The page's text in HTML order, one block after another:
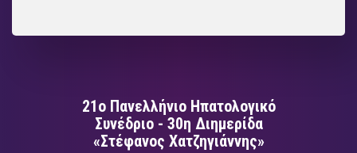
21ο Πανελλήνιο Ηπατολογικό
Συνέδριο - 30η Διημερίδα
«Στέφανος Χατζηγιάννης»